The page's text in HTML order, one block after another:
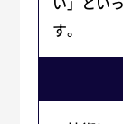
す。